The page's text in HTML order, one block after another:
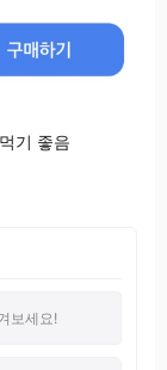
기 좋음
보세요!